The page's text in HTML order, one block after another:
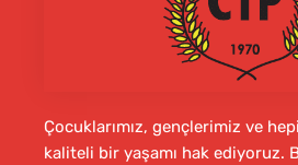
Çocuklarımız, gençlerimiz ve
kaliteli bir yaşamı hak ediyoruz.